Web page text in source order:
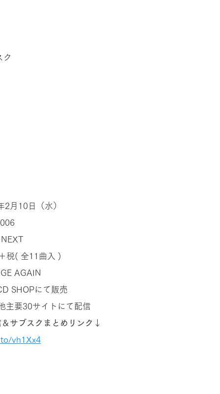
ク
2月10日（水）
税( 全11曲入 )
AGAIN
SHOPにて販売
主要30サイトにて配信
サブスクまとめリンク↓
vh1Xx4